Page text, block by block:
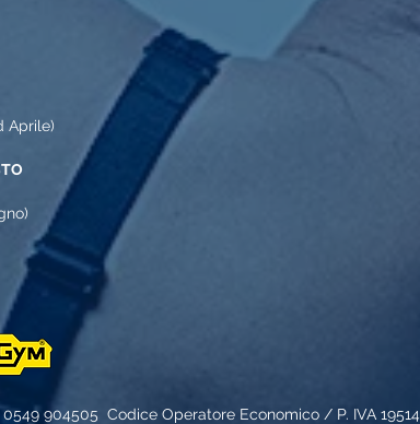
Aprile)
0549 904505 Codice Operatore Economico / P. IVA 19514